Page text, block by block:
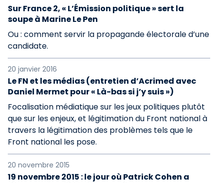
Sur France 2, « L’Émission politique » sert la
soupe à Marine Le Pen
Ou : comment servir la propagande électorale d’une
candidate.
20 janvier 2016
Le FN et les médias (entretien d’Acrimed avec
Daniel Mermet pour « Là-bas si j’y suis »)
Focalisation médiatique sur les jeux politiques plutôt
que sur les enjeux, et légitimation du Front national à
travers la légitimation des problèmes tels que le
Front national les pose.
20 novembre 2015
19 novembre 2015 : le jour où Patrick Cohen a